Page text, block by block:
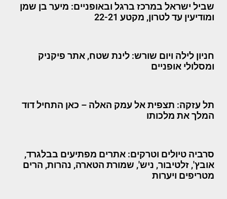
שביל ישראל במרכז ברגל ובאופניים: מיער בן שמן
ומודיעין עד לטרון, מקטע 22-21
חניון לילה ויום שורש: לינת שטח, אתר פיקניק
ומסלולי אופניים
תל עזקה: תצפית אל עמק האלה – כאן התחיל דוד
המלך את מלכותו
סרביה טיולים וטרקים: אתרים מפתיעים בבלגרד,
אובץ', זלטיבור, ניש', שמורת הטארה, נהרות, הרים
מטריפים ויערות